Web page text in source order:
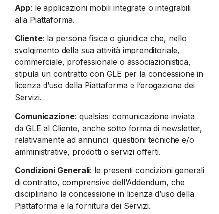
App: le applicazioni mobili integrate o integrabili
alla Piattaforma.
Cliente: la persona fisica o giuridica che, nello
svolgimento della sua attività imprenditoriale,
commerciale, professionale o associazionistica,
stipula un contratto con GLE per la concessione in
licenza d’uso della Piattaforma e l’erogazione dei
Servizi.
Comunicazione: qualsiasi comunicazione inviata
da GLE al Cliente, anche sotto forma di newsletter,
relativamente ad annunci, questioni tecniche e/o
amministrative, prodotti o servizi offerti.
Condizioni Generali: le presenti condizioni generali
di contratto, comprensive dell’Addendum, che
disciplinano la concessione in licenza d’uso della
Piattaforma e la fornitura dei Servizi.